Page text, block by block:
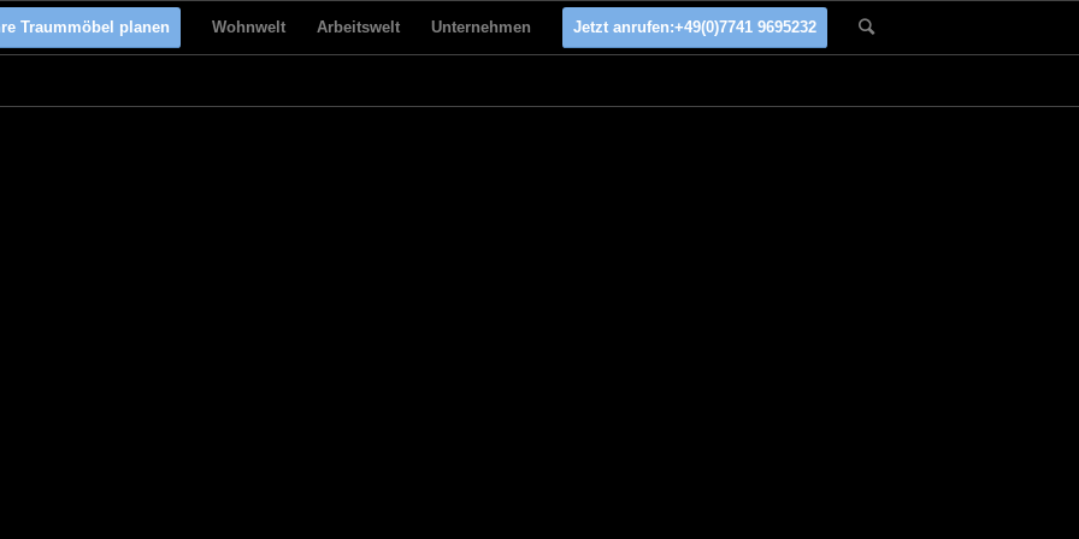
Traummöbel planen Wohnwelt Arbeitswelt Unternehmen Jetzt anrufen:+49(0)7741 9695232